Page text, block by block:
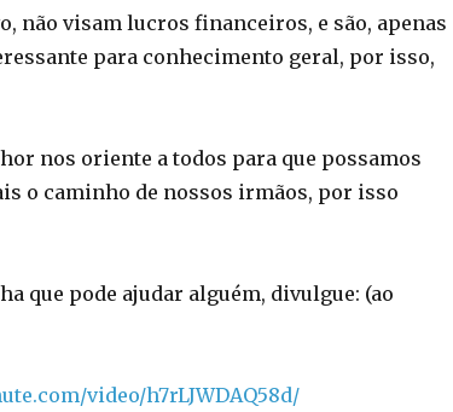
não visam lucros financeiros, e são, apenas
para conhecimento geral, por isso,
nos oriente a todos para que possamos
o caminho de nossos irmãos, por isso
que pode ajudar alguém, divulgue: (ao
video/h7rLJWDAQ58d/